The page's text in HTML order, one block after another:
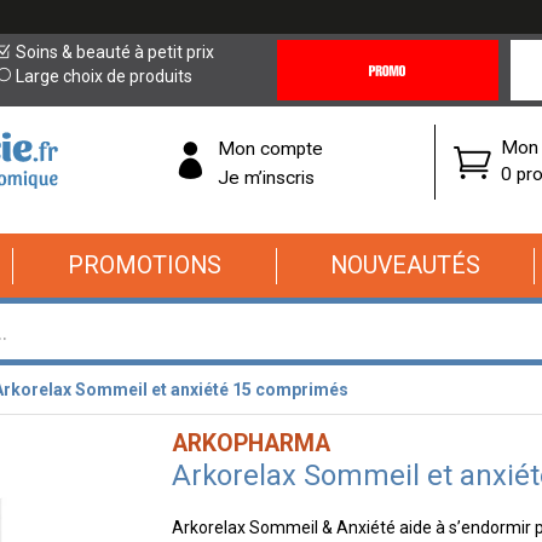
Soins & beauté à petit prix
Large choix de produits
Offres
Mon compte
Je m’inscris
Mon
0
PROMOTIONS NOUVEAUTÉS
Sommeil et anxiété 15 comprimés
ARKOPHARMA
Arkorelax Sommeil et
Arkorelax Sommeil & Anxiété aide à